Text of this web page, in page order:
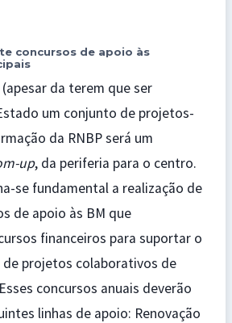
concursos de apoio às
da terem que ser
um conjunto de projetos-
da RNBP será um
up, da periferia para o centro.
se fundamental a realização de
de apoio às BM que
financeiros para suportar o
projetos colaborativos de
concursos anuais deverão
linhas de apoio: Renovação